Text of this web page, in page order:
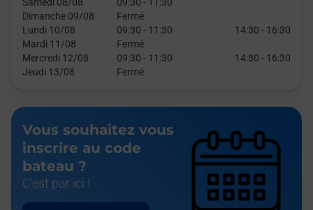
Dimanche 09/08
Fermé
Lundi 10/08
09:30 - 11:30 14:30 - 16:30
Mardi 11/08
Fermé
Mercredi 12/08
09:30 - 11:30 14:30 - 16:30
Jeudi 13/08
Fermé
Vous souhaitez vous
inscrire au code
bateau ?
C'est par ici !